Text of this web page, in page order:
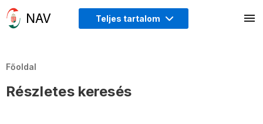
Teljes tartalom
Főoldal
Részletes keresés